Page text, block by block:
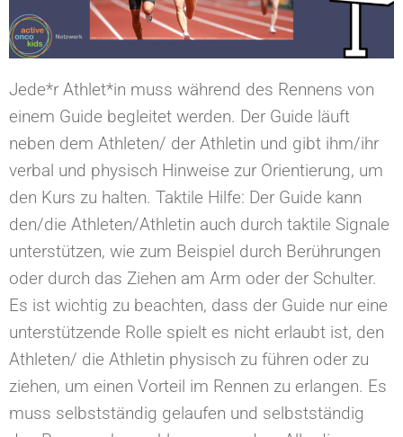
Jede*r Athlet*in muss während des Rennens von
einem Guide begleitet werden. Der Guide läuft
neben dem Athleten/ der Athletin und gibt ihm/ihr
verbal und physisch Hinweise zur Orientierung, um
den Kurs zu halten. Taktile Hilfe: Der Guide kann
den/die Athleten/Athletin auch durch taktile Signale
unterstützen, wie zum Beispiel durch Berührungen
oder durch das Ziehen am Arm oder der Schulter.
Es ist wichtig zu beachten, dass der Guide nur eine
unterstützende Rolle spielt es nicht erlaubt ist, den
Athleten/ die Athletin physisch zu führen oder zu
ziehen, um einen Vorteil im Rennen zu erlangen. Es
muss selbstständig gelaufen und selbstständig